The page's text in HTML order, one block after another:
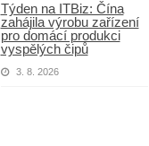
Týden na ITBiz: Čína
zahájila výrobu zařízení
pro domácí produkci
vyspělých čipů
3. 8. 2026